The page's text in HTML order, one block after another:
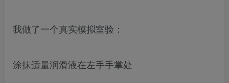
我做了一个真实模拟室验：
涂抹适量润滑液在左手手掌处